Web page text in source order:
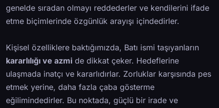
genelde sıradan olmayı reddederler ve kendilerini ifade
etme biçimlerinde özgünlük arayışı içindedirler.
Kişisel özelliklere baktığımızda, Batı ismi taşıyanların
kararlılığı ve azmi de dikkat çeker. Hedeflerine
ulaşmada inatçı ve kararlıdırlar. Zorluklar karşısında pes
etmek yerine, daha fazla çaba gösterme
eğilimindedirler. Bu noktada, güçlü bir irade ve